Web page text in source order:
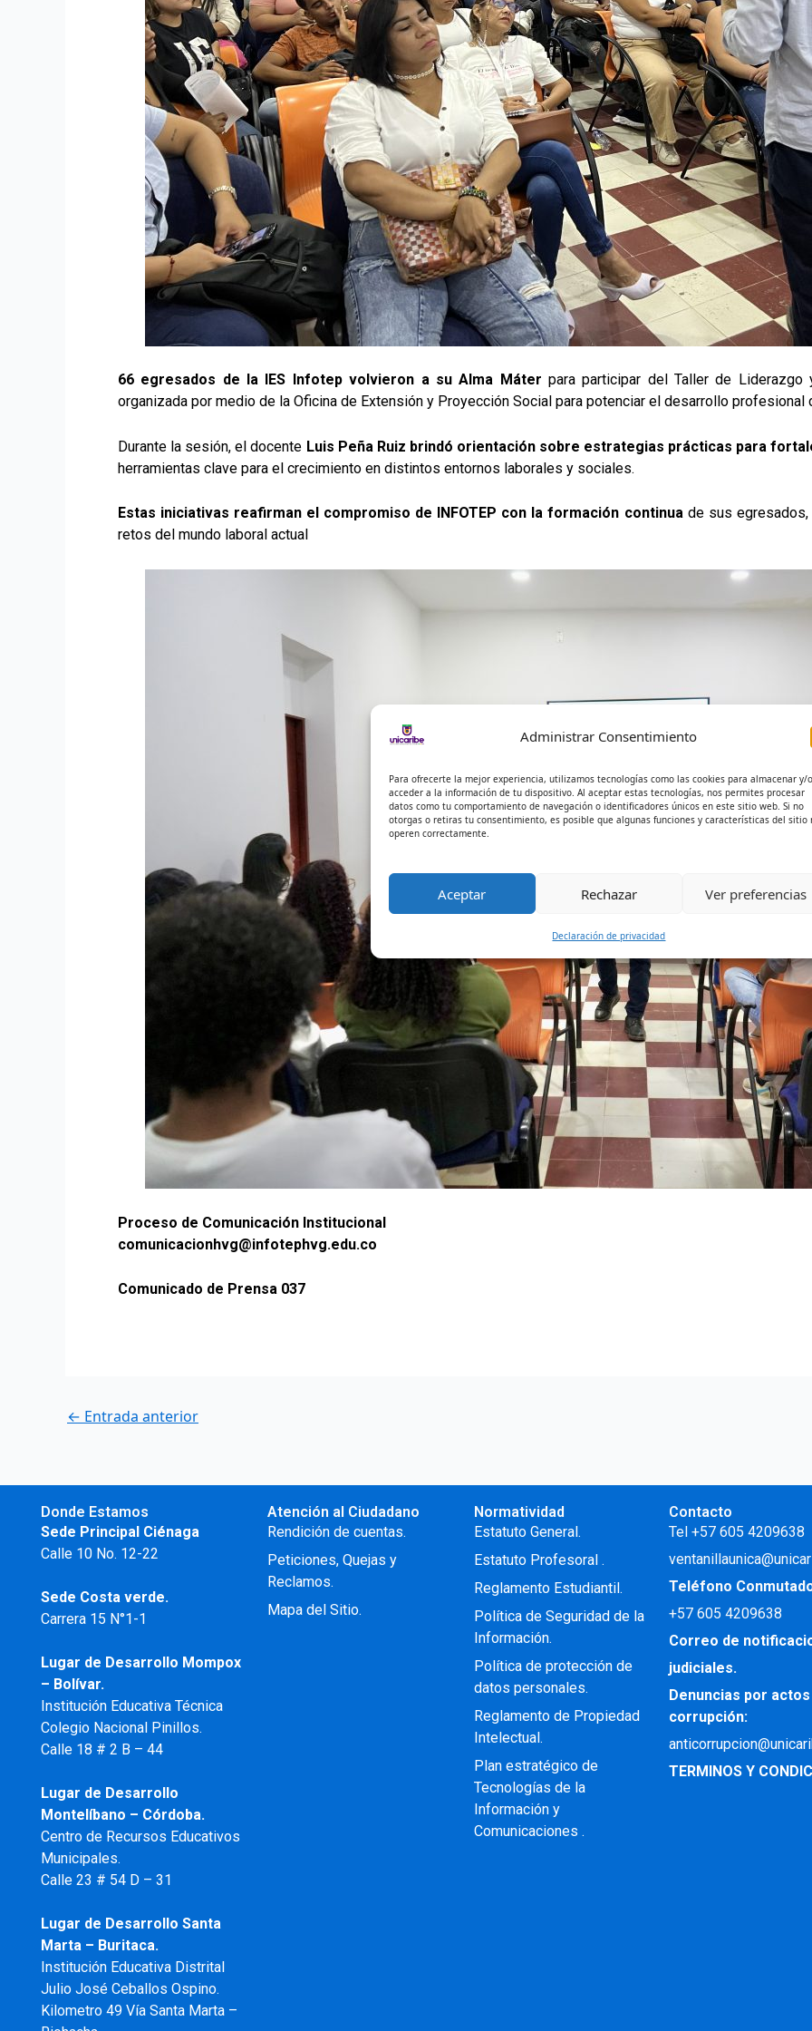
Administrar Consentimiento
Para ofrecerte la mejor experiencia, utilizamos tecnologías como las cookies para almacenar y/o
acceder a la información de tu dispositivo. Al aceptar estas tecnologías, nos permites procesar
datos como tu comportamiento de navegación o identificadores únicos en este sitio web. Si no
otorgas o retiras tu consentimiento, es posible que algunas funciones y características del sitio
operen correctamente.
Aceptar Rechazar Ver preferencias
Declaración de privacidad
66 egresados de la IES Infotep volvieron a su Alma Máter para participar del Taller de Liderazgo
organizada por medio de la Oficina de Extensión y Proyección Social para potenciar el desarrollo
Durante la sesión, el docente Luis Peña Ruiz brindó orientación sobre estrategias prácticas para
herramientas clave para el crecimiento en distintos entornos laborales y sociales.
Estas iniciativas reafirman el compromiso de INFOTEP con la formación continuade sus egresados,
retos del mundo laboral actual
Proceso de Comunicación Institucional
comunicacionhvg@infotephvg.edu.co
Comunicado de Prensa 037
← Entrada anterior
Donde Estamos
Sede Principal Ciénaga
Calle 10 No. 12-22
Sede Costa verde.
Carrera 15 N°1-1
Lugar de Desarrollo Mompox
– Bolívar.
Institución Educativa Técnica
Colegio Nacional Pinillos.
Calle 18 # 2 B – 44
Lugar de Desarrollo
Montelíbano – Córdoba.
Centro de Recursos Educativos
Municipales.
Calle 23 # 54 D – 31
Lugar de Desarrollo Santa
Marta – Buritaca.
Institución Educativa Distrital
Julio José Ceballos Ospino.
Kilometro 49 Vía Santa Marta –
Atención al Ciudadano
Rendición de cuentas.
Peticiones, Quejas y
Reclamos.
Mapa del Sitio.
Normatividad
Estatuto General.
Estatuto Profesoral .
Reglamento Estudiantil.
Política de Seguridad de la
Información.
Política de protección de
datos personales.
Reglamento de Propiedad
Intelectual.
Plan estratégico de
Tecnologías de la
Información y
Comunicaciones .
Contacto
Tel +57 605 4209638
Teléfono
+57605 4209638
Correo de
judiciales.
Denuncias por
corrupción:
TERMINOS Y